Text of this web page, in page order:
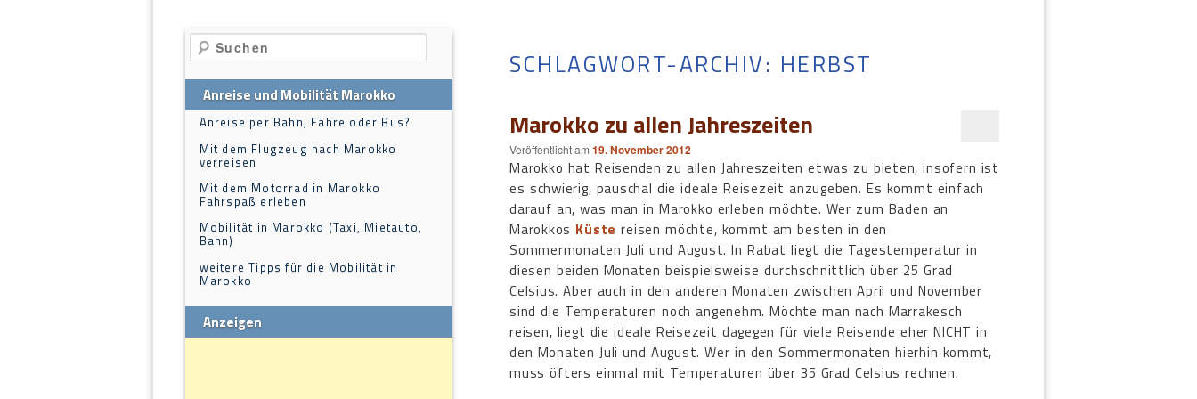
SCHLAGWORT-ARCHIV: HERBST
Marokko zu allen Jahreszeiten
Veröffentlicht am 19. November 2012
Marokko hat Reisenden zu allen Jahreszeiten etwas zu bieten, insofern ist
es schwierig, pauschal die ideale Reisezeit anzugeben. Es kommt einfach
darauf an, was man in Marokko erleben möchte. Wer zum Baden an
Marokkos Küste reisen möchte, kommt am besten in den
Sommermonaten Juli und August. In Rabat liegt die Tagestemperatur in
diesen beiden Monaten beispielsweise durchschnittlich über 25 Grad
Celsius. Aber auch in den anderen Monaten zwischen April und November
sind die Temperaturen noch angenehm. Möchte man nach Marrakesch
reisen, liegt die ideale Reisezeit dagegen für viele Reisende eher NICHT in
den Monaten Juli und August. Wer in den Sommermonaten hierhin kommt,
muss öfters einmal mit Temperaturen über 35 Grad Celsius rechnen.
Suchen
Anreise und Mobilität Marokko
Anreise per Bahn, Fähre oder Bus?
Mit dem Flugzeug nach Marokko
verreisen
Mit dem Motorrad in Marokko
Fahrspaß erleben
Mobilität in Marokko (Taxi, Mietauto,
Bahn)
weitere Tipps für die Mobilität in
Marokko
Anzeigen